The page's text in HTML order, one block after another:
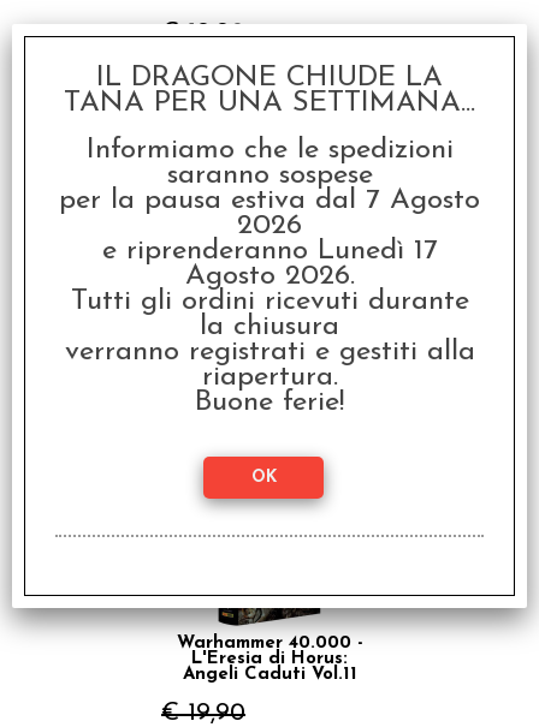
€ 19,90
€15,92
Warhammer 40.000 -
L'Eresia di Horus: Storie
d'Eresia Vol.10
€ 19,90
SCONTO 20%
€15,92
Warhammer 40.000 -
L'Eresia di Horus:
Angeli Caduti Vol.11
€ 19,90
IL DRAGONE CHIUDE LA
TANA PER UNA SETTIMANA...
Informiamo che le spedizioni
saranno sospese
per la pausa estiva dal 7 Agosto
2026
e riprenderanno Lunedì 17
Agosto 2026.
Tutti gli ordini ricevuti durante
la chiusura
verranno registrati e gestiti alla
riapertura.
Buone ferie!